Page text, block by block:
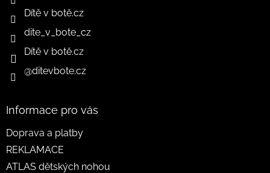
Dítě v botě.cz
dite_v_bote_cz
Dítě v botě.cz
@ditevbote.cz
Informace pro vás
Doprava a platby
REKLAMACE
ATLAS dětských nohou